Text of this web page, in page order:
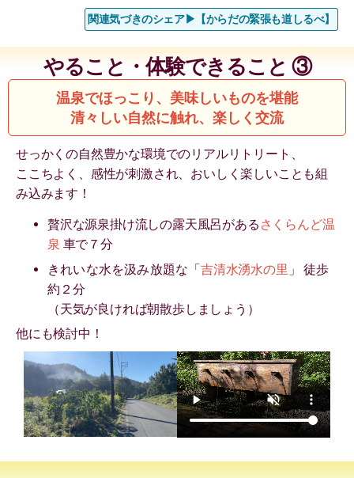
関連気づきのシェア▶︎【からだの緊張も道しるべ】
やること・体験できること ③
温泉でほっこり、美味しいものを堪能
清々しい自然に触れ、楽しく交流
せっかくの自然豊かな環境でのリアルリトリート、
ここちよく、感性が刺激され、おいしく楽しいことも組
み込みます！
贅沢な源泉掛け流しの露天風呂がある さくらんど温
泉 車で７分
きれいな水を汲み放題な 「吉清水湧水の里 」 徒歩
約２分
（天気が良ければ朝散歩しましょう）
他にも検討中！